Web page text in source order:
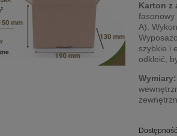
Karton z
A).
szybkie i
odkleić,
Wymiary: